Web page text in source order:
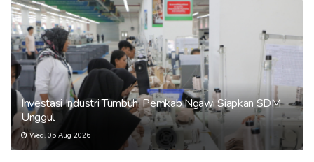
Investasi Industri Tumbuh, Pemkab Ngawi Siapkan SDM
Unggul
Wed, 05 Aug 2026